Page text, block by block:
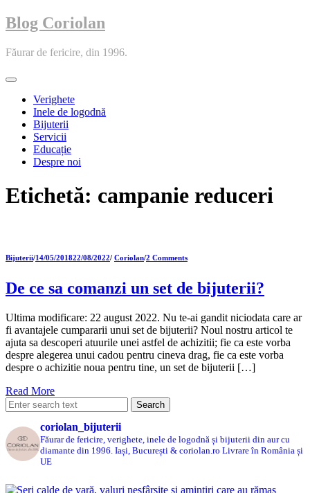
Blog Coriolan
Făurar de fericire, din 1996.
Toggle
navigationVerighete
Inele de logodnă
Bijuterii
Servicii
Educație
Despre noi
Etichetă: campanie reduceri
Bijuterii/14/05/201822/08/2022/ Coriolan/2 Comments
De ce sa comanzi un set de bijuterii?
Ultima modificare: 22 august 2022. Nu te-ai gandit niciodata care ar
fi avantajele cumpararii unui set de bijuterii? Noul nostru articol te
ajuta sa descoperi atuurile unei astfel de achizitii; fie ca este vorba
despre alegerea unui cadou pentru cineva drag, fie ca este vorba
despre o achizitie noua pentru tine, un set de bijuterii […]
Read More
coriolan_bijuterii
Făurar de fericire, verighete, inele de logodnă și bijuterii din aur cu
diamante din 1996. Iași, București & coriolan.ro Livrare în România și
UE